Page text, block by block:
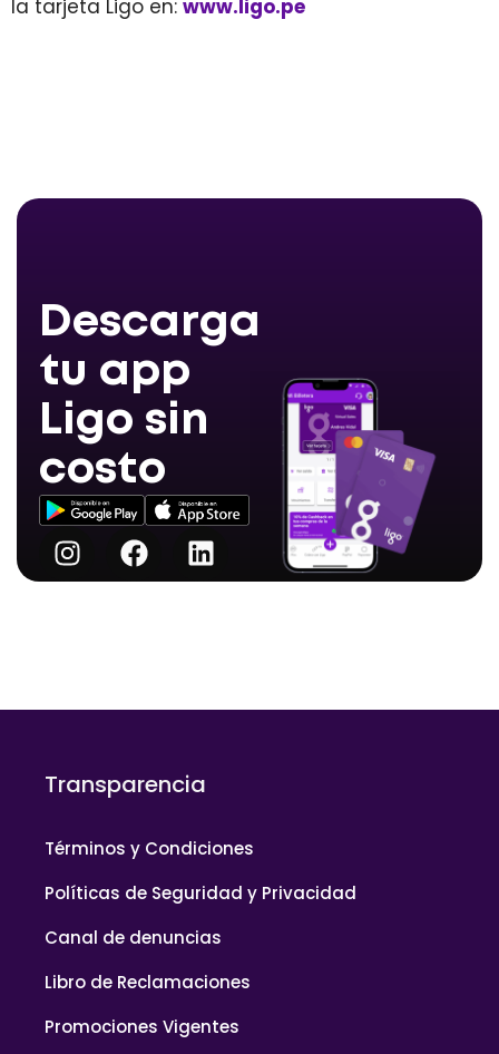
la tarjeta Ligo en: www.ligo.pe
Descarga
tu app
Ligo sin
costo
Transparencia
Términos y Condiciones
Políticas de Seguridad y Privacidad
Canal de denuncias
Libro de Reclamaciones
Promociones Vigentes